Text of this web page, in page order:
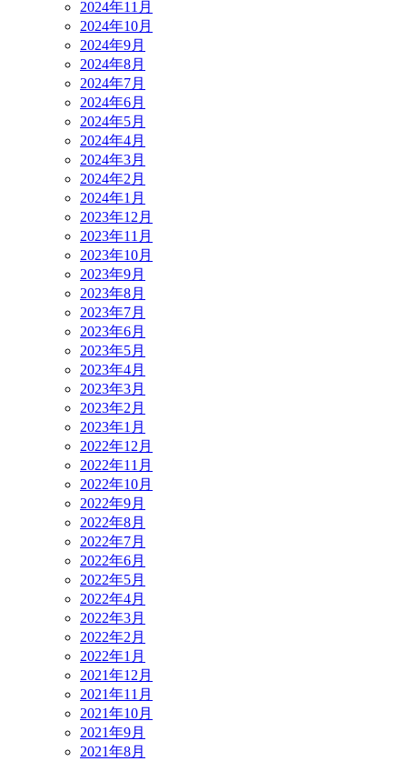
2024年11月
2024年10月
2024年9月
2024年8月
2024年7月
2024年6月
2024年5月
2024年4月
2024年3月
2024年2月
2024年1月
2023年12月
2023年11月
2023年10月
2023年9月
2023年8月
2023年7月
2023年6月
2023年5月
2023年4月
2023年3月
2023年2月
2023年1月
2022年12月
2022年11月
2022年10月
2022年9月
2022年8月
2022年7月
2022年6月
2022年5月
2022年4月
2022年3月
2022年2月
2022年1月
2021年12月
2021年11月
2021年10月
2021年9月
2021年8月